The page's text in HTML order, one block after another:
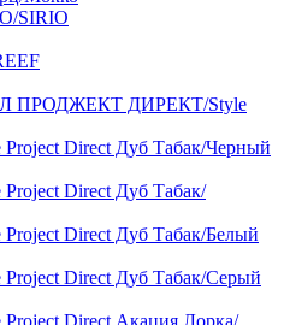
SIRIO
ПРОДЖЕКТ ДИРЕКТ/Style
Direct Дуб Табак/Черный
Direct Дуб Табак/
Direct Дуб Табак/Белый
Direct Дуб Табак/Серый
Direct Акация Лорка/